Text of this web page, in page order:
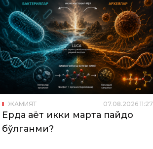
ЖАМИЯТ 07.08.2026 11:27
Ерда ҳаёт икки марта пайдо
бўлганми?